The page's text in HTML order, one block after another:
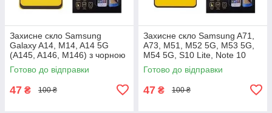
Захисне скло Samsung
Galaxy A14, M14, A14 5G
(A145, A146, M146) з чорною
рамкою
Готово до відправки
47 ₴ 100 ₴
Захисне скло Samsung A71,
A73, M51, M52 5G, M53 5G,
M54 5G, S10 Lite, Note 10
Lite, A715, A716, A725, A736,
M515, M526, M536,
Готово до відправки
47 ₴ 100 ₴